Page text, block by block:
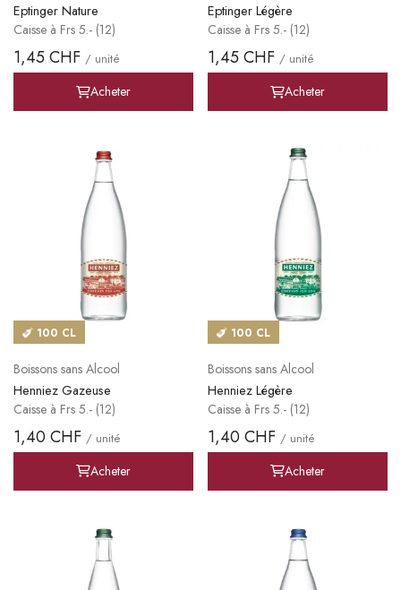
Eptinger Nature
Caisse à Frs 5.- (12)
1,45 CHF / unité
Acheter
Eptinger Légère
Caisse à Frs 5.- (12)
1,45 CHF / unité
Acheter
100 CL
Boissons sans Alcool
Henniez Gazeuse
Caisse à Frs 5.- (12)
1,40 CHF / unité
Acheter
100 CL
Boissons sans Alcool
Henniez Légère
Caisse à Frs 5.- (12)
1,40 CHF / unité
Acheter